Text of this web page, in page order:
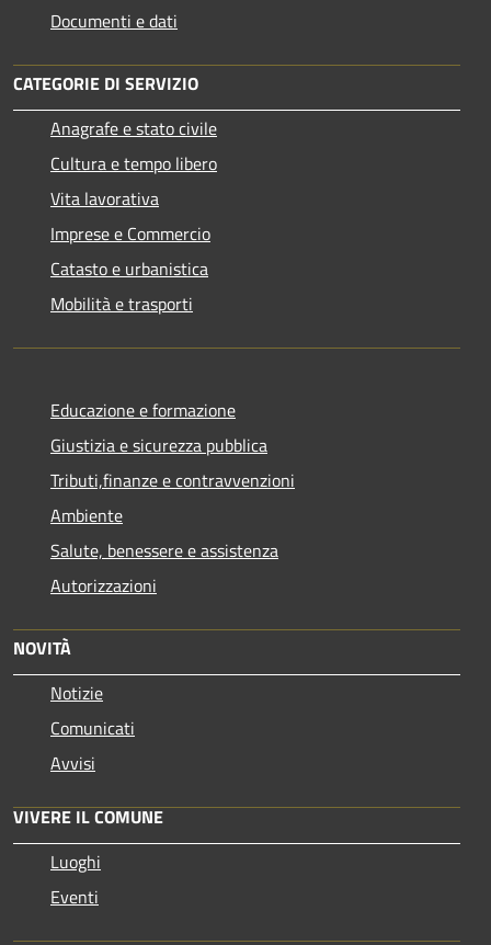
Documenti e dati
CATEGORIE DI SERVIZIO
Anagrafe e stato civile
Cultura e tempo libero
Vita lavorativa
Imprese e Commercio
Catasto e urbanistica
Mobilità e trasporti
Educazione e formazione
Giustizia e sicurezza pubblica
Tributi,finanze e contravvenzioni
Ambiente
Salute, benessere e assistenza
Autorizzazioni
NOVITÀ
Notizie
Comunicati
Avvisi
VIVERE IL COMUNE
Luoghi
Eventi